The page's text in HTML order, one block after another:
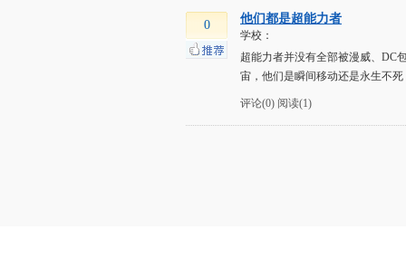
0 他们都是超能力者
学校：
超能力者并没有全部被漫威、DC
宙，他们是瞬间移动还是永生不
评论(0) 阅读(1)